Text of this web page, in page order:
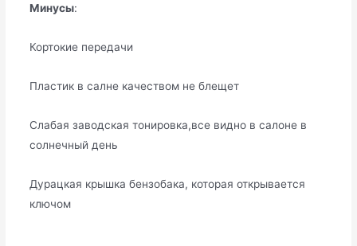
Минусы:
Кортокие передачи
Пластик в салне качеством не блещет
Слабая заводская тонировка,все видно в салоне в
солнечный день
Дурацкая крышка бензобака, которая открывается
ключом